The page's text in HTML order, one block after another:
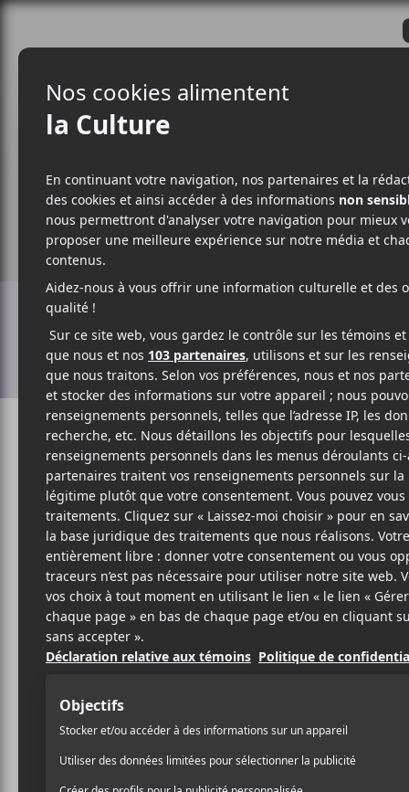
3 DÉCEMBRE 2021
PARLOUIS-PHILIPPE
LABRÈCHE
/ ÉLECTRONIQUE
/ EXPÉRIMENTAL
/ HIP HOP / RAP
/ POP
PARTAGER
F
C
E
B
O
T
I
T
T
R
P
A
E
R